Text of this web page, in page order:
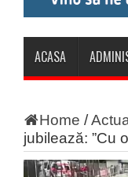
ACASA
Home /
jubilează: ”Cu